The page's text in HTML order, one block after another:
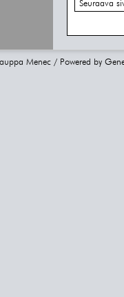
Seuraava
Menec / Powered by